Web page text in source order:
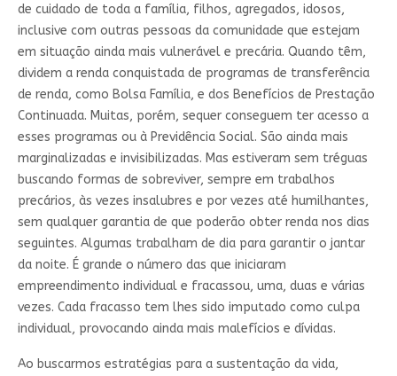
de cuidado de toda a família, filhos, agregados, idosos,
inclusive com outras pessoas da comunidade que estejam
em situação ainda mais vulnerável e precária. Quando têm,
dividem a renda conquistada de programas de transferência
de renda, como Bolsa Família, e dos Benefícios de Prestação
Continuada. Muitas, porém, sequer conseguem ter acesso a
esses programas ou à Previdência Social. São ainda mais
marginalizadas e invisibilizadas. Mas estiveram sem tréguas
buscando formas de sobreviver, sempre em trabalhos
precários, às vezes insalubres e por vezes até humilhantes,
sem qualquer garantia de que poderão obter renda nos dias
seguintes. Algumas trabalham de dia para garantir o jantar
da noite. É grande o número das que iniciaram
empreendimento individual e fracassou, uma, duas e várias
vezes. Cada fracasso tem lhes sido imputado como culpa
individual, provocando ainda mais malefícios e dívidas.
Ao buscarmos estratégias para a sustentação da vida,